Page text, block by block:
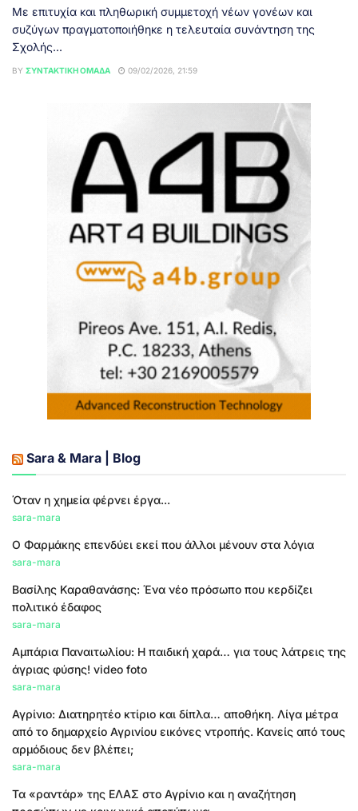
Με επιτυχία και πληθωρική συμμετοχή νέων γονέων και
συζύγων πραγματοποιήθηκε η τελευταία συνάντηση της
Σχολής...
BY ΣΥΝΤΑΚΤΙΚΉ ΟΜΆΔΑ 09/02/2026, 21:59
Sara & Mara | Blog
Όταν η χημεία φέρνει έργα...
sara-mara
Ο Φαρμάκης επενδύει εκεί που άλλοι μένουν στα λόγια
sara-mara
Βασίλης Καραθανάσης: Ένα νέο πρόσωπο που κερδίζει
πολιτικό έδαφος
sara-mara
Αμπάρια Παναιτωλίου: Η παιδική χαρά… για τους λάτρεις της
άγριας φύσης! video foto
sara-mara
Αγρίνιο: Διατηρητέο κτίριο και δίπλα… αποθήκη. Λίγα μέτρα
από το δημαρχείο Αγρινίου εικόνες ντροπής. Κανείς από τους
αρμόδιους δεν βλέπει;
sara-mara
Τα «ραντάρ» της ΕΛΑΣ στο Αγρίνιο και η αναζήτηση